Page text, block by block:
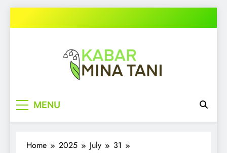
to
MENU
Home 2025 July
31